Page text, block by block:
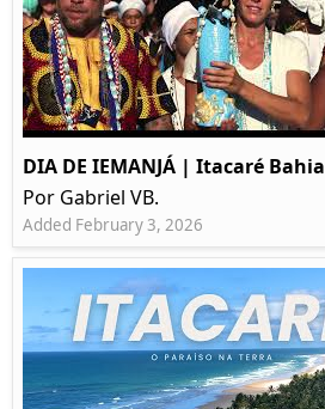
DIA DE IEMANJÁ | Itacaré Bahia
Por Gabriel VB.
Added February 3, 2026